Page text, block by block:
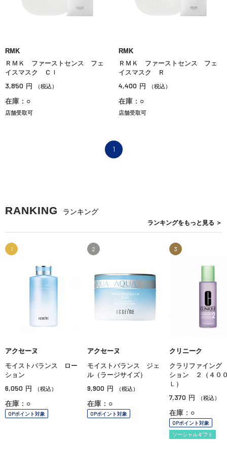
RMK
ＲＭＫ ファーストセンス フェ
イスマスク ＣＩ
3,850 円 （税込）
在庫：○
店舗受取可
RMK
ＲＭＫ ファーストセンス フェ
イスマスク Ｒ
4,400 円 （税込）
在庫：○
店舗受取可
1
RANKING ランキング
ランキングをもっと見る ＞
1
アクセーヌ
モイストバランス ロー
ション
6,050 円 （税込）
在庫：○
OPポイント対象
2
アクセーヌ
モイストバランス ジェ
ル（ラージサイズ）
9,900 円 （税込）
在庫：○
OPポイント対象
3
クリニーク
クラリファイン
ション ２（４０
Ｌ）
7,370 円 （税込）
在庫：○
OPポイント対象
ソーシャルギフト